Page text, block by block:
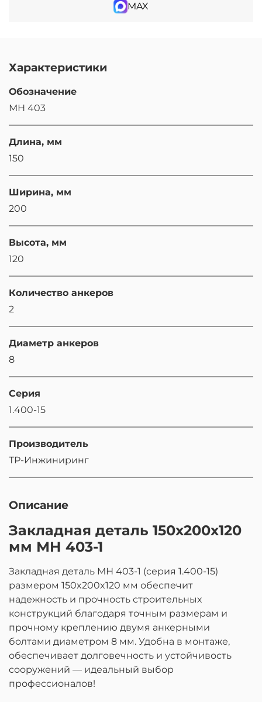
MAX
Характеристики
Обозначение
МН 403
Длина, мм
150
Ширина, мм
200
Высота, мм
120
Количество анкеров
2
Диаметр анкеров
8
Серия
1.400-15
Производитель
ТР-Инжиниринг
Описание
Закладная деталь 150х200х120
мм МН 403-1
Закладная деталь МН 403-1 (серия 1.400-15)
размером 150x200x120 мм обеспечит
надежность и прочность строительных
конструкций благодаря точным размерам и
прочному креплению двумя анкерными
болтами диаметром 8 мм. Удобна в монтаже,
обеспечивает долговечность и устойчивость
сооружений — идеальный выбор
профессионалов!